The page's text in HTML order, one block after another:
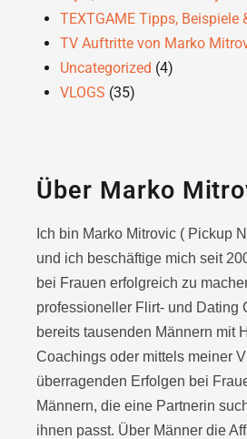
TEXTGAME Tipps, Beispiele
TV Auftritte von Marko
Uncategorized (4)
VLOGS (35)
Über Marko
Ich bin Marko Mitrovic ( Pickup
und ich beschäftige mich seit
bei Frauen erfolgreich zu
professioneller Flirt- und Dating
bereits tausenden Männern mit
Coachings oder mittels meiner
überragenden Erfolgen bei
Männern, die eine Partnerin
ihnen passt. Über Männer die